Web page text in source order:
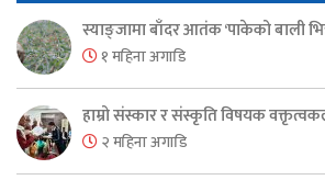
स्याङ्जामा बाँदर आतंक ‘पाकेको बाली
१ महिना अगाडि
हाम्रो संस्कार र संस्कृति विषयक
२ महिना अगाडि